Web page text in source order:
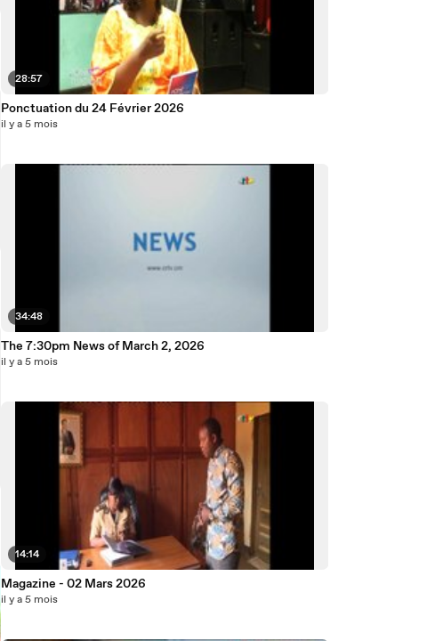
28:57
Ponctuation du 24 Février 2026
il y a 5 mois
34:48
The 7:30pm News of March 2, 2026
il y a 5 mois
14:14
Magazine - 02 Mars 2026
il y a 5 mois